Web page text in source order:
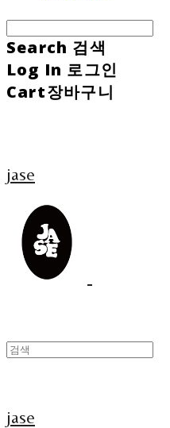
Search 검색
Log In 로그인
Cart장바구니
jase
jase